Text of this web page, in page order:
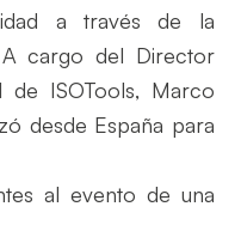
a través de la
A cargo del Director
de ISOTools, Marco
desde España para
al evento de una